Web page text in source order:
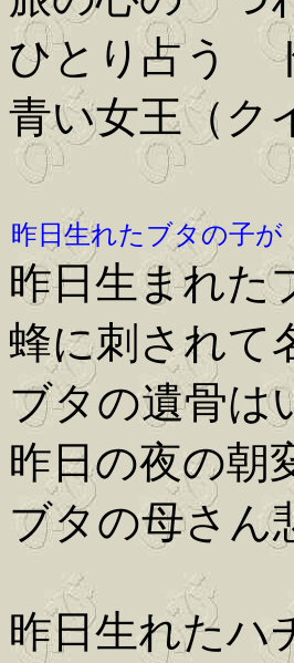
ひとり占う
青い女王（
昨日生れたブタの子が
昨日生まれた
蜂に刺されて
ブタの遺骨は
昨日の夜の朝
ブタの母さん
昨日生れたハ